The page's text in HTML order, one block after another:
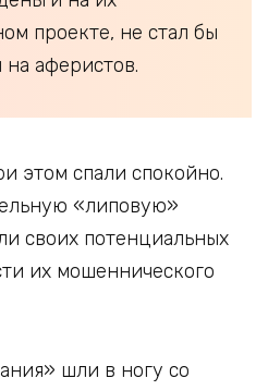
проекте, не стал бы
на аферистов.
этом спали спокойно.
«липовую»
своих потенциальных
их мошеннического
шли в ногу со